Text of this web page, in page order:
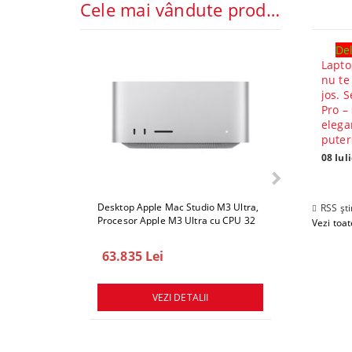
Cele mai vândute produse
Desktop Apple Mac Studio M3 Ultra,
Procesor Apple M3 Ultra cu CPU 32
63.835 Lei
VEZI DETALII
Desktop
Procesor
nu
jos.
Pro
08
RSS
Vezi